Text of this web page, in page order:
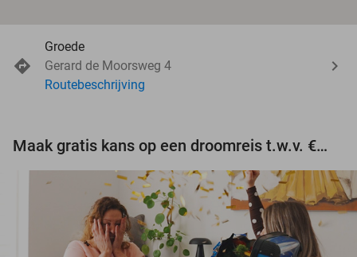
Groede
Gerard de Moorsweg 4
Routebeschrijving
Maak gratis kans op een droomreis t.w.v. €3.000!